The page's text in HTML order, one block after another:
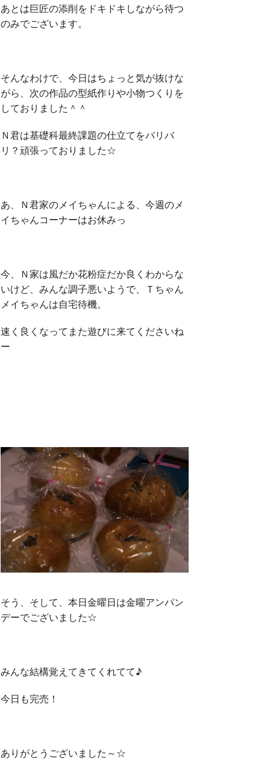
あとは巨匠の添削をドキドキしながら待つ
のみでございます。
そんなわけで、今日はちょっと気が抜けな
がら、次の作品の型紙作りや小物つくりを
しておりました＾＾
Ｎ君は基礎科最終課題の仕立てをバリバ
リ？頑張っておりました☆
あ、Ｎ君家のメイちゃんによる、今週のメ
イちゃんコーナーはお休みっ
今、Ｎ家は風だか花粉症だか良くわからな
いけど、みんな調子悪いようで、Ｔちゃん
メイちゃんは自宅待機。
速く良くなってまた遊びに来てくださいね
ー
そう、そして、本日金曜日は金曜アンパン
デーでございました☆
みんな結構覚えてきてくれてて♪
今日も完売！
ありがとうございました～☆